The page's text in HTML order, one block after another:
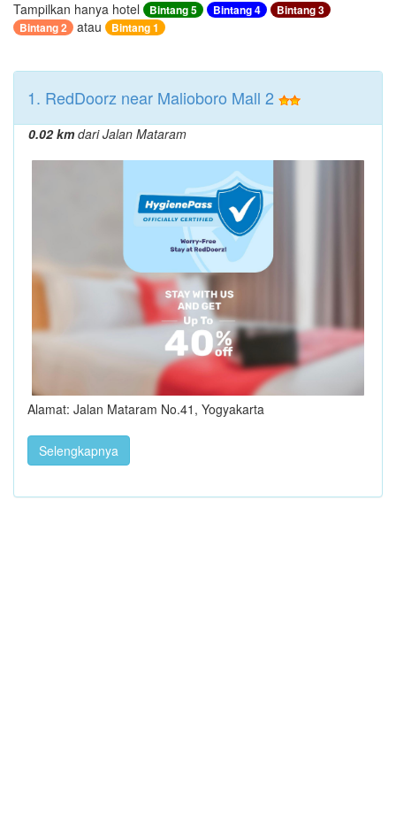
Tampilkan hanya hotel Bintang 5 Bintang 4
Bintang 3
Bintang 2
atau Bintang 1
1. RedDoorz near Malioboro Mall 2
0.02 kmdari Jalan Mataram
Alamat: Jalan Mataram No.41, Yogyakarta
Selengkapnya